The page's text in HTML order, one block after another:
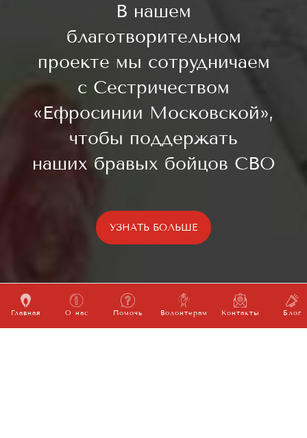
Главная О нас Помочь Волонтерам Контакты Блог
В нашем
благотворительном
проекте мы сотрудничаем
с Сестричеством
«Ефросинии Московской»,
чтобы поддержать
наших бравых бойцов СВО
УЗНАТЬ БОЛЬШЕ